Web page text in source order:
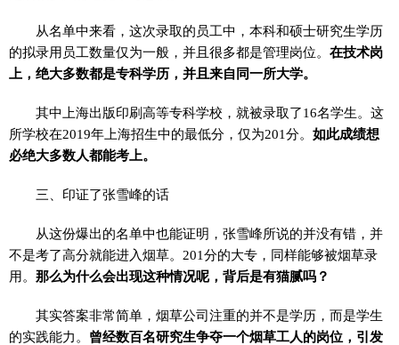
从名单中来看，这次录取的员工中，本科和硕士研究生学历
的拟录用员工数量仅为一般，并且很多都是管理岗位。 在技术岗
上，绝大多数都是专科学历，并且来自同一所大学。
其中上海出版印刷高等专科学校，就被录取了16名学生。这
所学校在2019年上海招生中的最低分，仅为201分。 如此成绩想
必绝大多数人都能考上。
三、印证了张雪峰的话
从这份爆出的名单中也能证明，张雪峰所说的并没有错，并
不是考了高分就能进入烟草。201分的大专，同样能够被烟草录
用。 那么为什么会出现这种情况呢，背后是有猫腻吗？
其实答案非常简单，烟草公司注重的并不是学历，而是学生
的实践能力。 曾经数百名研究生争夺一个烟草工人的岗位，引发